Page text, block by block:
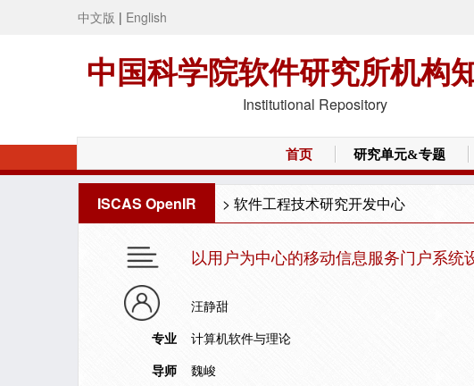
中文版 | English
中国科学院软件研究所机构
Institutional Repository
首页 研究单元&专题
ISCAS OpenIR > 软件工程技术研究开发中心
以用户为中心的移动信息服务门户系统
汪静甜
专业
计算机软件与理论
导师
魏峻